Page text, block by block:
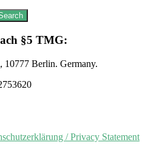
§5 TMG:
10777 Berlin. Germany.
/ Privacy Statement